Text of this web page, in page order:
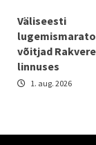
Väliseesti
võitjad Rakvere
linnuses
1. aug. 2026